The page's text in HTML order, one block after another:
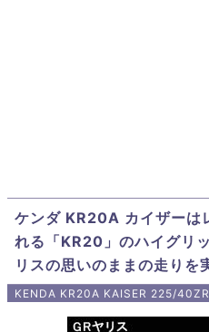
ケンダ KR20A カイザーは
れる「KR20」のハイグリ
リスの思いのままの走りを
KENDA KR20A KAISER 225/